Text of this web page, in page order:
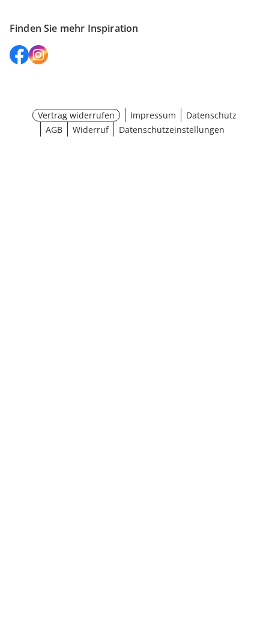
Finden Sie mehr Inspiration
Vertrag widerrufen Impressum
Datenschutz
AGB
Widerruf Datenschutzeinstellungen